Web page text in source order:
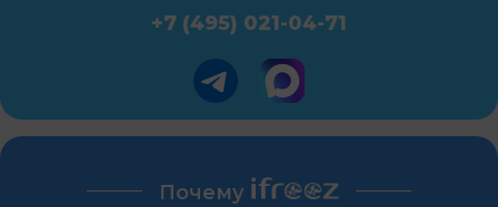
+7 (495) 021-04-71
Почему